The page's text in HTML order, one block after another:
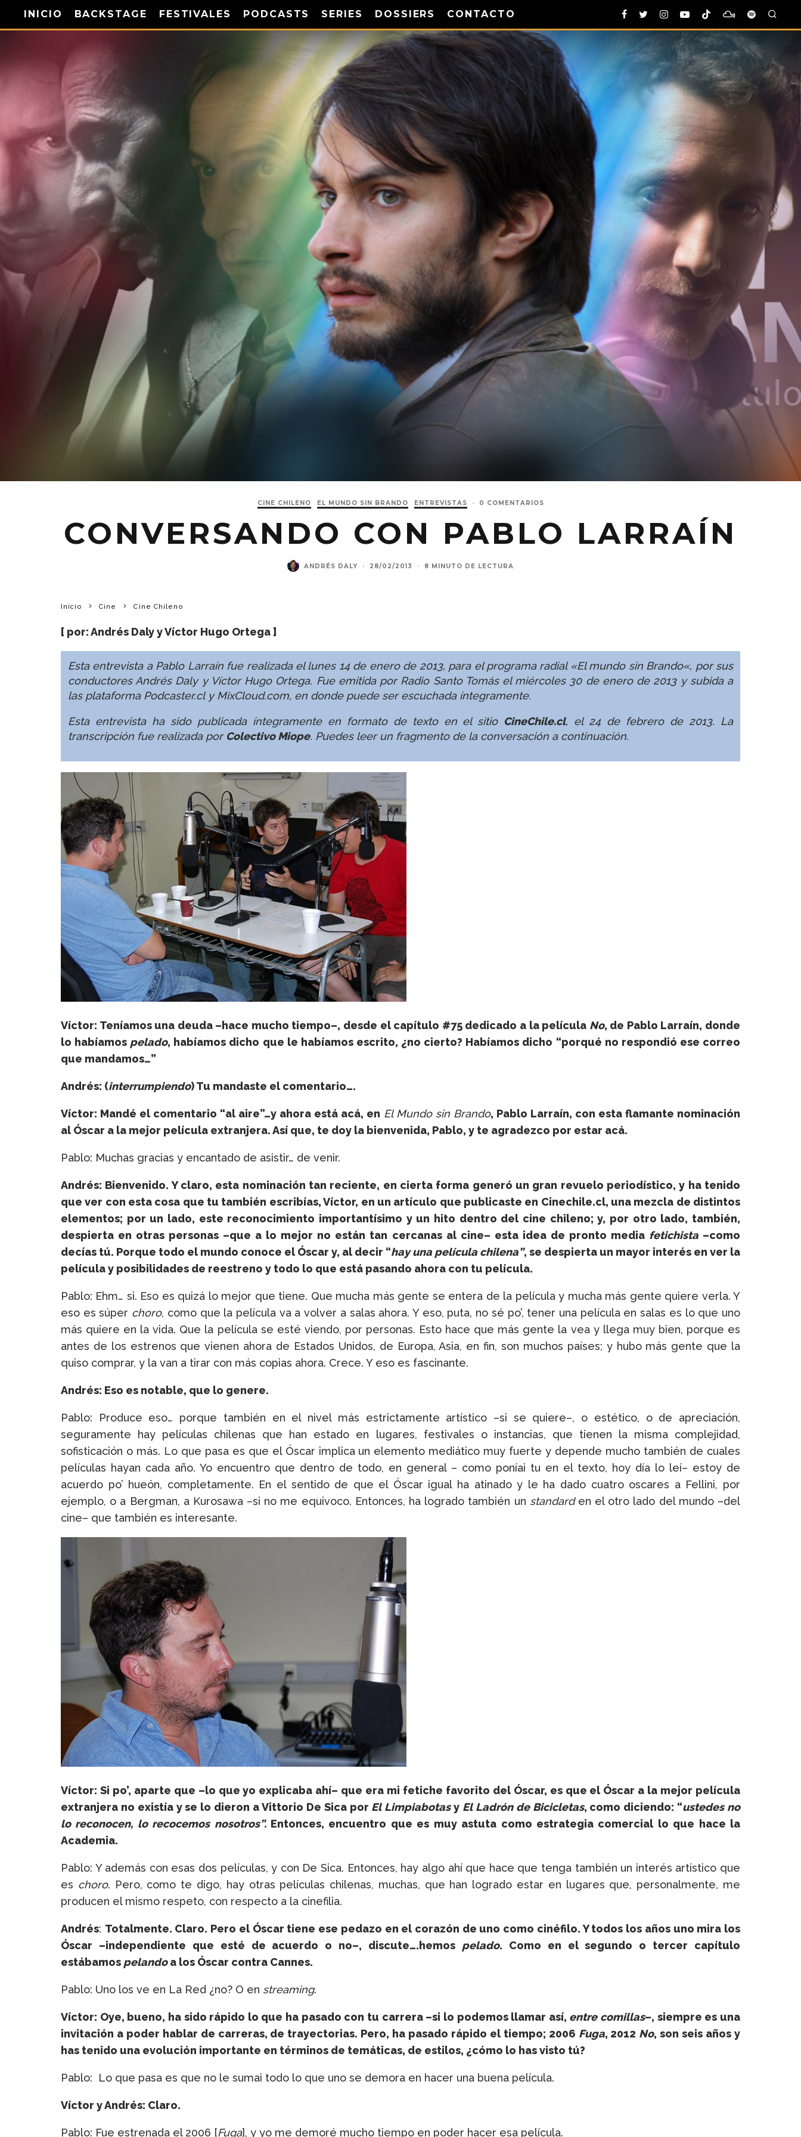
INICIO BACKSTAGE FESTIVALES PODCASTS SERIES DOSSIERS CONTACTO
CINE CHILENO EL MUNDO SIN BRANDO ENTREVISTAS · 0 COMENTARIOS
CONVERSANDO CON PABLO LARRAÍN
ANDRÉS DALY · 28/02/2013 · 8 MINUTO DE LECTURA
Inicio Cine Cine Chileno
[ por:Andrés DalyyVíctor Hugo Ortega]
Esta entrevista a Pablo Larraínfue realizada el lunes 14 de enero de 2013, para el programa radial «El mundo sin Brando«, por sus
conductores Andrés Daly y Víctor Hugo Ortega. Fue emitida por Radio Santo Tomás el miércoles 30 de enero de 2013 y subida a
las plataforma Podcaster.cly MixCloud.com, en donde puede ser escuchada íntegramente.
Esta entrevista ha sido publicada íntegramente en formato de texto en el sitio CineChile.cl, el 24 de febrero de 2013. La
transcripción fue realizada por Colectivo Miope. Puedes leer un fragmento de la conversación a continuación.
Víctor: Teníamos una deuda –hace mucho tiempo–, desde el capítulo #75 dedicado a la película No, de Pablo Larraín, donde
lo habíamos pelado, habíamos dicho que le habíamos escrito, ¿no cierto? Habíamos dicho “porqué no respondió ese correo
que mandamos…”
Andrés: (interrumpiendo) Tu mandaste el comentario….
Víctor: Mandé el comentario “al aire”…y ahora está acá, en El Mundo sin Brando, Pablo Larraín, con esta flamante nominación
al Óscar a la mejor película extranjera. Así que, te doy la bienvenida, Pablo, y te agradezco por estar acá.
Pablo: Muchas gracias y encantado de asistir… de venir.
Andrés: Bienvenido. Y claro, esta nominación tan reciente, en cierta forma generó un gran revuelo periodístico, y ha tenido
que ver con esta cosa que tu también escribías, Víctor, en un artículo que publicaste en Cinechile.cl, una mezcla de distintos
elementos; por un lado, este reconocimiento importantísimo y un hito dentro del cine chileno; y, por otro lado, también,
despierta en otras personas –que a lo mejor no están tan cercanas al cine– esta idea de pronto media fetichista–como
decías tú. Porque todo el mundo conoce el Óscar y, al decir “hay una película chilena”, se despierta un mayor interés en ver la
película y posibilidades de reestreno y todo lo que está pasando ahora con tu película.
Pablo: Ehm… si. Eso es quizá lo mejor que tiene. Que mucha más gente se entera de la película y mucha más gente quiere verla. Y
eso es súper choro, como que la película va a volver a salas ahora. Y eso, puta, no sé po’, tener una película en salas es lo que uno
más quiere en la vida. Que la película se esté viendo, por personas. Esto hace que más gente la vea y llega muy bien, porque es
antes de los estrenos que vienen ahora de Estados Unidos, de Europa, Asia, en fin, son muchos países; y hubo más gente que la
quiso comprar, y la van a tirar con más copias ahora. Crece. Y eso es fascinante.
Andrés: Eso es notable, que lo genere.
Pablo: Produce eso… porque también en el nivel más estrictamente artístico –si se quiere–, o estético, o de apreciación,
seguramente hay películas chilenas que han estado en lugares, festivales o instancias, que tienen la misma complejidad,
sofisticación o más. Lo que pasa es que el Óscar implica un elemento mediático muy fuerte y depende mucho también de cuales
películas hayan cada año. Yo encuentro que dentro de todo, en general – como poníai tu en el texto, hoy día lo leí– estoy de
acuerdo po’ hueón, completamente. En el sentido de que el Óscar igual ha atinado y le ha dado cuatro oscares a Fellini, por
ejemplo, o a Bergman, a Kurosawa –si no me equivoco. Entonces, ha logrado también un standard en el otro lado del mundo –del
cine– que también es interesante.
Víctor: Si po’, aparte que –lo que yo explicaba ahí– que era mi fetiche favorito del Óscar, es que el Óscar a la mejor película
extranjera no existía y se lo dieron a Vittorio De Sica por El Limpiabotasy El Ladrón de Bicicletas, como diciendo: “ustedes no
lo reconocen, lo recocemos nosotros”. Entonces, encuentro que es muy astuta como estrategia comercial lo que hace la
Academia.
Pablo: Y además con esas dos películas, y con De Sica. Entonces, hay algo ahí que hace que tenga también un interés artístico que
es choro. Pero, como te digo, hay otras películas chilenas, muchas, que han logrado estar en lugares que, personalmente, me
producen el mismo respeto, con respecto a la cinefilia.
Andrés: Totalmente. Claro. Pero el Óscar tiene ese pedazo en el corazón de uno como cinéfilo. Y todos los años uno mira los
Óscar –independiente que esté de acuerdo o no–, discute….hemos pelado. Como en el segundo o tercer capítulo
estábamos pelandoa los Óscar contra Cannes.
Pablo: Uno los ve en La Red ¿no? O en streaming.
Víctor: Oye, bueno, ha sido rápido lo que ha pasado con tu carrera –si lo podemos llamar así, entre comillas–, siempre es una
invitación a poder hablar de carreras, de trayectorias. Pero, ha pasado rápido el tiempo; 2006 Fuga, 2012 No, son seis años y
has tenido una evolución importante en términos de temáticas, de estilos, ¿cómo lo has visto tú?
Pablo: Lo que pasa es que no le sumai todo lo que uno se demora en hacer una buena película.
Víctor y Andrés: Claro.
Pablo: Fue estrenada el 2006 [Fuga], y yo me demoré mucho tiempo en poder hacer esa película.